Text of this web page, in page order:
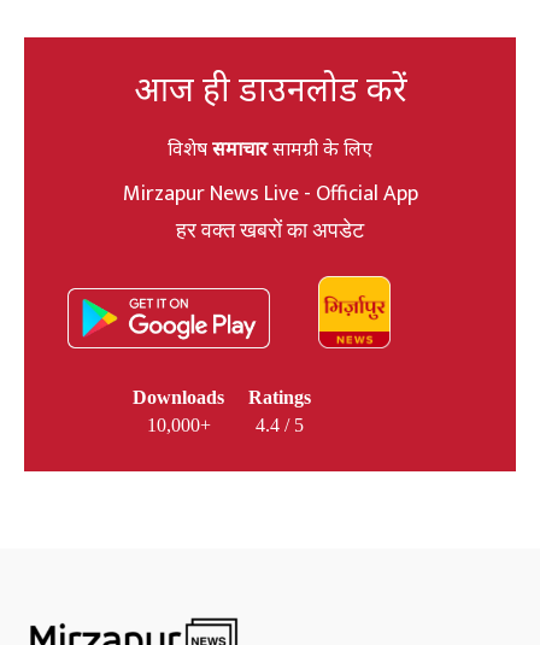
आज ही डाउनलोड करें
विशेषसमाचारसामग्री के लिए
Mirzapur News Live - Official App
हर वक्त खबरों का अपडेट
Downloads
10,000+
Ratings
4.4 / 5